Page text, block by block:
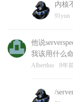
内核
91yun
他说
我该用什么
Albertluo 8年
/